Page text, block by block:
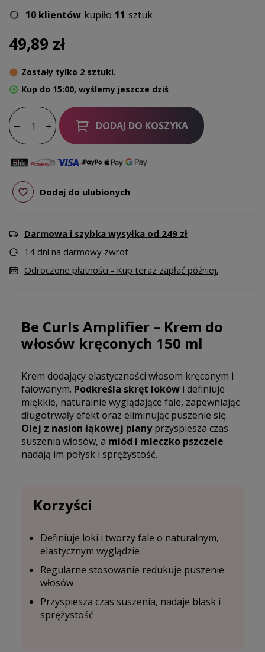
10 klientów kupiło 11 sztuk
49,89 zł
Zostały tylko 2 sztuki.
Kup do 15:00, wyślemy jeszcze dziś
DODAJ DO KOSZYKA
Dodaj do ulubionych
Darmowa i szybka wysyłka od 249 zł
14 dni na darmowy zwrot
Odroczone płatności - Kup teraz zapłać później.
Be Curls Amplifier – Krem do
włosów kręconych 150 ml
Krem dodający elastyczności włosom kręconym i
falowanym. Podkreśla skręt loków i definiuje
miękkie, naturalnie wyglądające fale, zapewniając
długotrwały efekt oraz eliminując puszenie się.
Olej z nasion łąkowej pianyprzyspiesza czas
suszenia włosów, a miód i mleczko pszczele
nadają im połysk i sprężystość.
Korzyści
Definiuje loki i tworzy fale o naturalnym,
elastycznym wyglądzie
Regularne stosowanie redukuje puszenie
włosów
Przyspiesza czas suszenia, nadaje blask i
sprężystość